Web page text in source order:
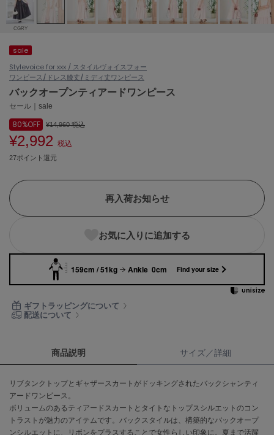
ェア (121)
(124)
ánuans
アニュアンス
ànuke
アンヌーク
ASICS
アシックス
Ballelite
バレリット
バンドリヤー
Barbour
バブアー
ビヨンドクローゼット
Calvin Klein
カルバン・クライン
Clarks Premium
クラークス
CGRY
sale
Stylevoice for xxx / スタイルヴォイスフォー
ワンピース/ドレス膝丈/ミディ丈ワンピース
バックオープンティアードワンピース
セール｜sale
80%OFF ¥14,960税込
¥2,992 税込
27ポイント還元
再入荷お知らせ
お気に入りに追加する
159cm / 51kg Ankle 0cm Find your size
ギフトラッピングについて
配送について
商品説明 サイズ／詳細
リブタンクトップとギャザースカートがドッキングされたバックシャンティ
アードワンピース。
ボリュームのあるティアードスカートとタイトなトップスシルエットのコン
トラストが魅力のアイテムです。バックスタイルは、構築的なバックオープ
ンシルエットに、リボンをプラスすることで女性らしい印象に。夏まで活躍